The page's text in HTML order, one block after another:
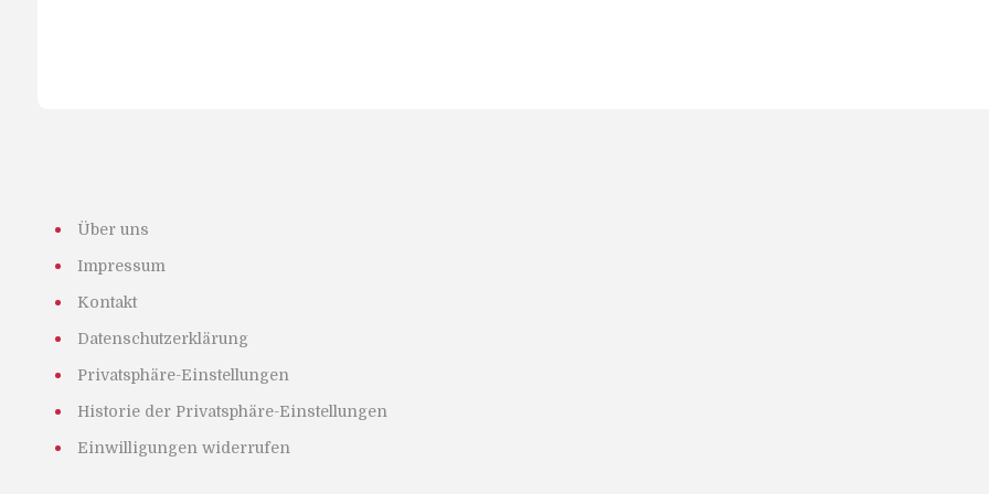
Über uns
Impressum
Kontakt
Datenschutzerklärung
Privatsphäre-Einstellungen
Historie der Privatsphäre-Einstellungen
Einwilligungen widerrufen